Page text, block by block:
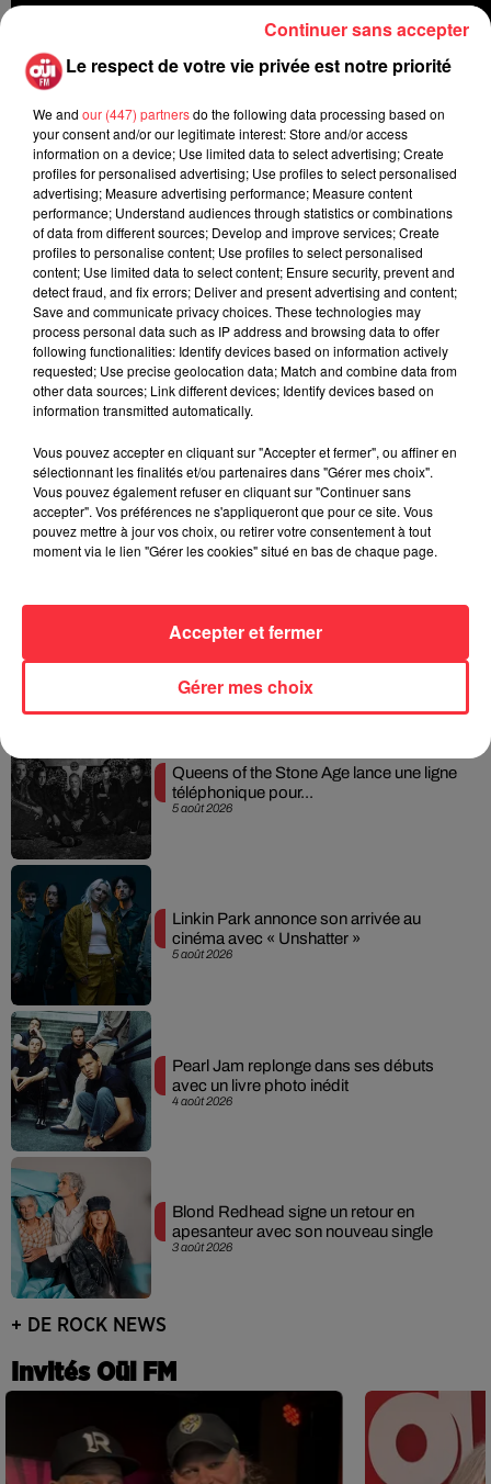
Rock News
6 août 2026
La version réécrite de « Beautiful Day »
interprétée lors des...
6 août 2026
Weezer prépare la sortie de son nouvel
album en dévoilant une...
5 août 2026
Queens of the Stone Age lance une ligne
téléphonique pour...
5 août 2026
Linkin Park annonce son arrivée au
cinéma avec « Unshatter »
4 août 2026
Pearl Jam replonge dans ses débuts
avec un livre photo inédit
3 août 2026
Blond Redhead signe un retour en
apesanteur avec son nouveau single
+ DE ROCK NEWS
Invités Oüi FM
Le respect de votre vie privée est notre priorité
We and our (447) partnersdo the following data processing based on
your consent and/or our legitimate interest: Store and/or access
information on a device; Use limited data to select advertising; Create
profiles for personalised advertising; Use profiles to select personalised
advertising; Measure advertising performance; Measure content
performance; Understand audiences through statistics or combinations
of data from different sources; Develop and improve services; Create
profiles to personalise content; Use profiles to select personalised
content; Use limited data to select content; Ensure security, prevent and
detect fraud, and fix errors; Deliver and present advertising and content;
Save and communicate privacy choices. These technologies may
process personal data such as IP address and browsing data to offer
following functionalities: Identify devices based on information actively
requested; Use precise geolocation data; Match and combine data from
other data sources; Link different devices; Identify devices based on
information transmitted automatically.
Vous pouvez accepter en cliquant sur "Accepter et fermer", ou affiner en
sélectionnant les finalités et/ou partenaires dans "Gérer mes choix".
Vous pouvez également refuser en cliquant sur "Continuer sans
accepter". Vos préférences ne s'appliqueront que pour ce site. Vous
pouvez mettre à jour vos choix, ou retirer votre consentement à tout
moment via le lien "Gérer les cookies" situé en bas de chaque page.
Gérer mes choix
Accepter et fermer
Continuer sans accepter